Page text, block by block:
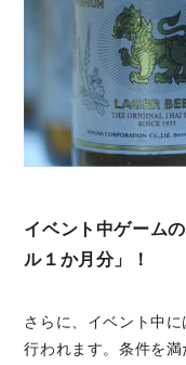
イベント中ゲーム
ル１か月分」！
さらに、イベント中
行われます。条件を